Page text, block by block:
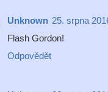
Unknown 25. srpna
Flash Gordon!
Odpovědět